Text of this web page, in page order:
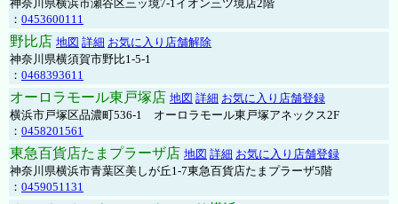
神奈川県横浜市瀬谷区三ッ境7-1イオン三ツ境店2階
： 0453600111
野比店 地図 詳細 お気に入り店舗解除
神奈川県横須賀市野比1-5-1
： 0468393611
オーロラモール東戸塚店 地図 詳細 お気に入り店舗登録
横浜市戸塚区品濃町536-1 オーロラモール東戸塚アネックス2F
： 0458201561
東急百貨店たまプラーザ店 地図 詳細 お気に入り店舗登録
神奈川県横浜市青葉区美しが丘1-7東急百貨店たまプラーザ5階
： 0459051131